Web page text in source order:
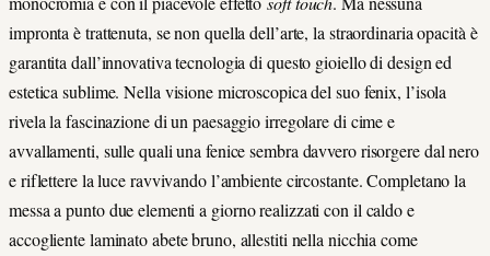
impronta è trattenuta, se non quella dell’arte, la straordinaria opacità è
garantita dall’innovativa tecnologia di questo gioiello di design ed
estetica sublime. Nella visione microscopica del suo fenix, l’isola
rivela la fascinazione di un paesaggio irregolare di cime e
avvallamenti, sulle quali una fenice sembra davvero risorgere dal nero
e riflettere la luce ravvivando l’ambiente circostante. Completano la
messa a punto due elementi a giorno realizzati con il caldo e
accogliente laminato abete bruno, allestiti nella nicchia come